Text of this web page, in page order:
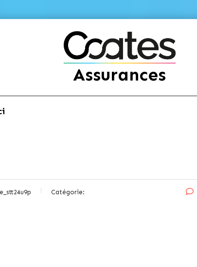
Assurances
Catégorie: